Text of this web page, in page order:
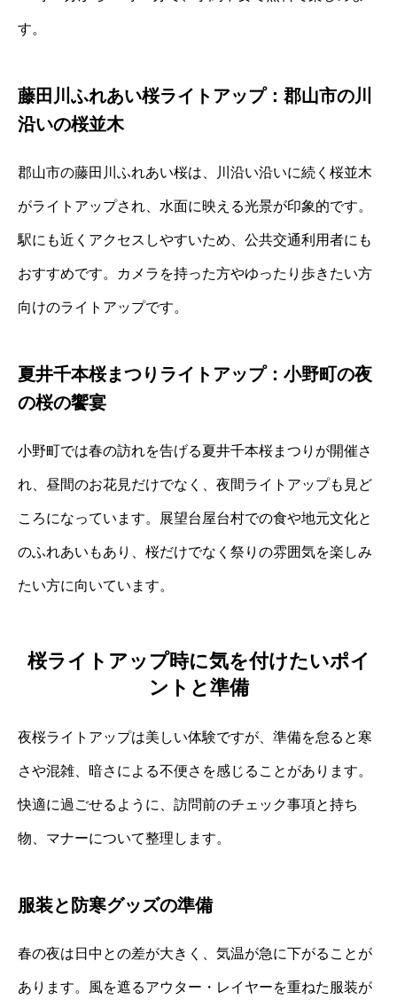
す。
藤田川ふれあい桜ライトアップ：郡山市の川
沿いの桜並木
郡山市の藤田川ふれあい桜は、川沿い沿いに続く桜並木
がライトアップされ、水面に映える光景が印象的です。
駅にも近くアクセスしやすいため、公共交通利用者にも
おすすめです。カメラを持った方やゆったり歩きたい方
向けのライトアップです。
夏井千本桜まつりライトアップ：小野町の夜
の桜の饗宴
小野町では春の訪れを告げる夏井千本桜まつりが開催さ
れ、昼間のお花見だけでなく、夜間ライトアップも見ど
ころになっています。展望台屋台村での食や地元文化と
のふれあいもあり、桜だけでなく祭りの雰囲気を楽しみ
たい方に向いています。
桜ライトアップ時に気を付けたいポイ
ントと準備
夜桜ライトアップは美しい体験ですが、準備を怠ると寒
さや混雑、暗さによる不便さを感じることがあります。
快適に過ごせるように、訪問前のチェック事項と持ち
物、マナーについて整理します。
服装と防寒グッズの準備
春の夜は日中との差が大きく、気温が急に下がることが
あります。風を遮るアウター・レイヤーを重ねた服装が